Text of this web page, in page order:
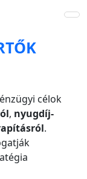
célok
, nyugdíj-
.